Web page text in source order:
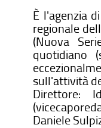
È l'agenzia
regionale
(Nuova
quotidiano
sull'attività
Direttore:
Daniele